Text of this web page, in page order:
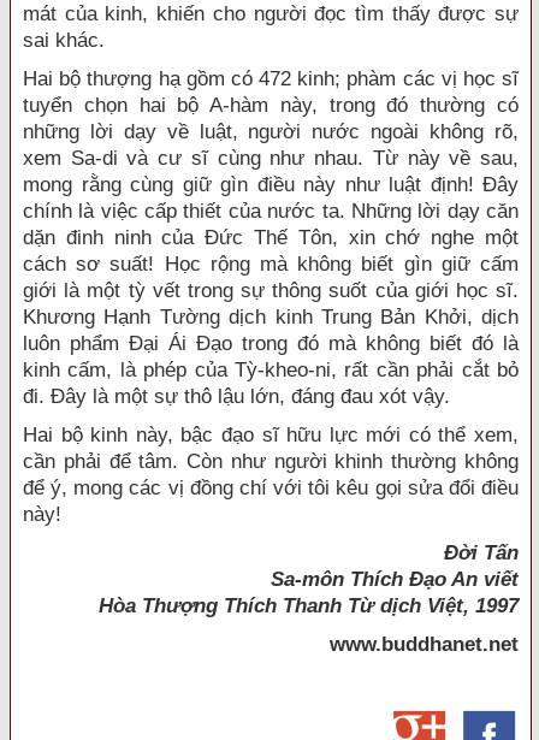
mát của kinh, khiến cho người đọc tìm thấy được sự
sai khác.
Hai bộ thượng hạ gồm có 472 kinh; phàm các vị học sĩ
tuyển chọn hai bộ A-hàm này, trong đó thường có
những lời dạy về luật, người nước ngoài không rõ,
xem Sa-di và cư sĩ cùng như nhau. Từ này về sau,
mong rằng cùng giữ gìn điều này như luật định! Đây
chính là việc cấp thiết của nước ta. Những lời dạy căn
dặn đinh ninh của Đức Thế Tôn, xin chớ nghe một
cách sơ suất! Học rộng mà không biết gìn giữ cấm
giới là một tỳ vết trong sự thông suốt của giới học sĩ.
Khương Hạnh Tường dịch kinh Trung Bản Khởi, dịch
luôn phẩm Đại Ái Đạo trong đó mà không biết đó là
kinh cấm, là phép của Tỳ-kheo-ni, rất cần phải cắt bỏ
đi. Đây là một sự thô lậu lớn, đáng đau xót vậy.
Hai bộ kinh này, bậc đạo sĩ hữu lực mới có thể xem,
cần phải để tâm. Còn như người khinh thường không
để ý, mong các vị đồng chí với tôi kêu gọi sửa đổi điều
này!
Đời Tấn
Sa-môn Thích Đạo An viết
Hòa Thượng Thích Thanh Từ dịch Việt, 1997
www.buddhanet.net